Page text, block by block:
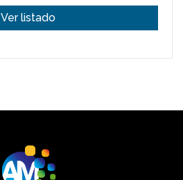
Ver listado